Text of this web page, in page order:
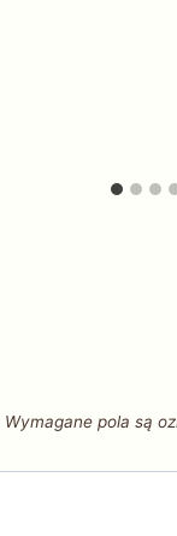
Wymagane pola są